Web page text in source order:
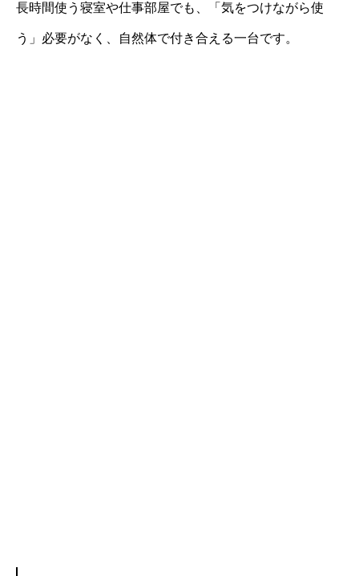
長時間使う寝室や仕事部屋でも、「気をつけながら使
う」必要がなく、自然体で付き合える一台です。